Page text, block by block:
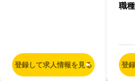
登録して求人情報を見る
職種
登